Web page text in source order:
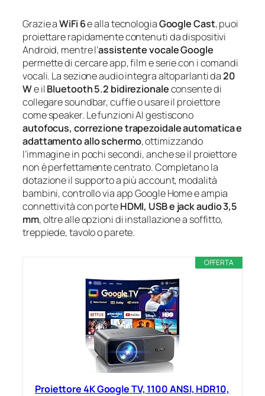
Grazie aWiFi 6e alla tecnologiaGoogle Cast, puoi
proiettare rapidamente contenuti da dispositivi
Android, mentre l’assistente vocale Google
permette di cercare app, film e serie con i comandi
vocali. La sezione audio integra altoparlanti da20
We ilBluetooth 5.2 bidirezionaleconsente di
collegare soundbar, cuffie o usare il proiettore
come speaker. Le funzioni AI gestiscono
autofocus, correzione trapezoidale automatica e
adattamento allo schermo, ottimizzando
l’immagine in pochi secondi, anche se il proiettore
non è perfettamente centrato. Completano la
dotazione il supporto a più account, modalità
bambini, controllo via app Google Home e ampia
connettività con porteHDMI, USB e jack audio 3,5
mm, oltre alle opzioni di installazione a soffitto,
treppiede, tavolo o parete.
OFFERTA
Proiettore 4K Google TV, 1100 ANSI, HDR10,